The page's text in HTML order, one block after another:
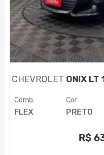
CHEVROLET ONIX LT
Comb.
FLEX
Cor
PRETO
R$